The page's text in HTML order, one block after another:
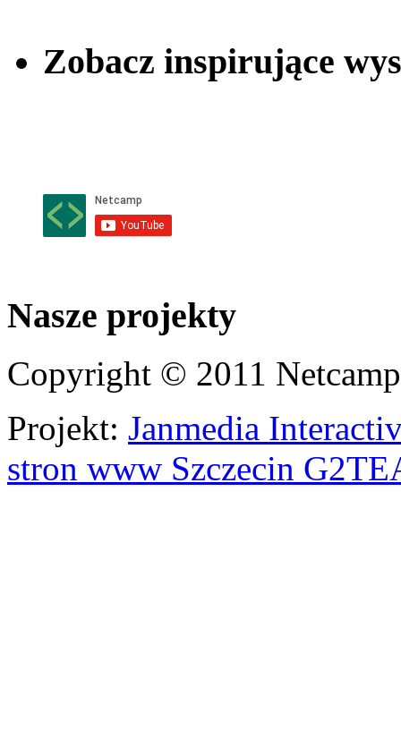
Zobacz inspirujące
Nasze projekty
Copyright © 2011
Projekt: Janmedia
stron www Szczecin G2